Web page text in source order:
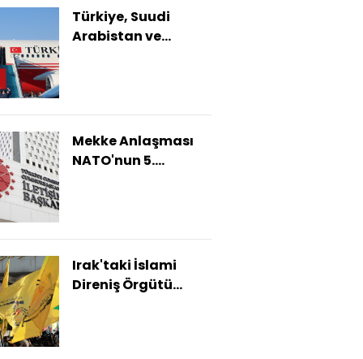
Türkiye, Suudi
Arabistan ve
Mekke Anlaşması
NATO'nun 5.
Irak'taki İslami
Direniş Örgütü